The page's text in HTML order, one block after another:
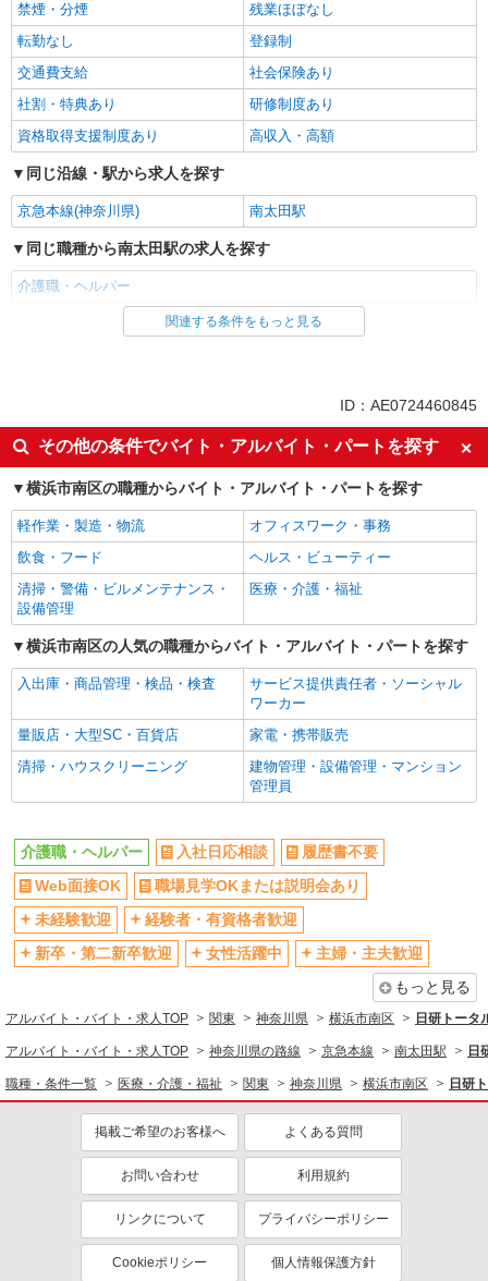
禁煙・分煙
残業ほぼなし
転勤なし
登録制
交通費支給
社会保険あり
社割・特典あり
研修制度あり
資格取得支援制度あり
高収入・高額
同じ沿線・駅から求人を探す
京急本線(神奈川県) 南太田駅
同じ職種から南太田駅の求人を探す
介護職・ヘルパー
同じ雇用形態から南太田駅の求人を探す
同じ特徴から南太田駅の求人を探す
入社日応相談
履歴書不要
Web面接OK
職場見学OKまたは説明会あり
未経験歓迎
経験者・有資格者歓迎
新卒・第二新卒歓迎
女性活躍中
主婦・主夫歓迎
フリーター歓迎
学歴不問
ブランクOK
ミドル（40代～）活躍中
エルダー（50代～）活躍中
シニア（60代～）活躍中
昇給あり
週払い
週2～3日勤務OK
10時～勤務OK
16時前退社OK
深夜
転勤なし
登録制
交通費支給
社会保険あり
社割・特典あり
研修制度あり
資格取得支援制度あり
高収入・高額
医療・介護・福祉
介護職・ヘルパー
同じ特徴から求人を探す
ミドル（40代～）活躍中
週2～3日勤務OK
深夜
交通費支給
関連する条件をもっと見る
ID：AE0724460845
その他の条件でバイト・アルバイト・パートを探す
横浜市南区の職種からバイト・アルバイト・パートを探す
軽作業・製造・物流
オフィスワーク・事務
飲食・フード
ヘルス・ビューティー
清掃・警備・ビルメンテナンス・
設備管理
医療・介護・福祉
横浜市南区の人気の職種からバイト・アルバイト・パートを探す
入出庫・商品管理・検品・検査
サービス提供責任者・ソーシャル
ワーカー
量販店・大型SC・百貨店
家電・携帯販売
清掃・ハウスクリーニング
建物管理・設備管理・マンション
管理員
介護職・ヘルパー 入社日応相談
履歴書不要
Web面接OK
職場見学OKまたは説明会あり
未経験歓迎
経験者・有資格者歓迎
新卒・第二新卒歓迎
女性活躍中
主婦・主夫歓迎
もっと見る
アルバイト・バイト・求人TOP 関東 神奈川県 横浜市南区 日研トー
アルバイト・バイト・求人TOP 神奈川県の路線 京急本線 南太田駅 日
職種・条件一覧 医療・介護・福祉 関東 神奈川県 横浜市南区 日研
掲載ご希望のお客様へ よくある質問
お問い合わせ 利用規約
リンクについて プライバシーポリシー
Cookieポリシー 個人情報保護方針